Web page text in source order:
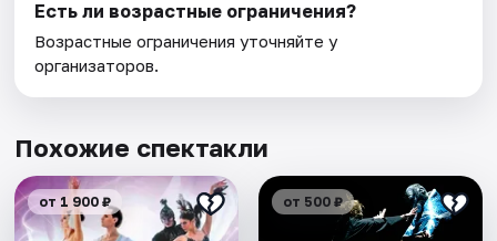
Есть ли возрастные ограничения?
Возрастные ограничения уточняйте у
организаторов.
Похожие спектакли
от 1 900 ₽ от 500 ₽